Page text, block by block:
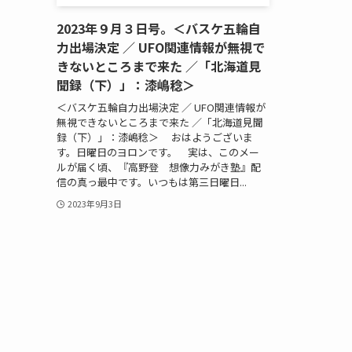
2023年９月３日号。＜バスケ五輪自
力出場決定 ／ UFO関連情報が無視で
きないところまで来た ／「北海道見
聞録（下）」：漆嶋稔＞
＜バスケ五輪自力出場決定 ／ UFO関連情報が
無視できないところまで来た ／「北海道見聞
録（下）」：漆嶋稔＞ おはようございま
す。日曜日のヨロンです。 実は、このメー
ルが届く頃、『高野登 想像力みがき塾』配
信の真っ最中です。いつもは第三日曜日...
2023年9月3日